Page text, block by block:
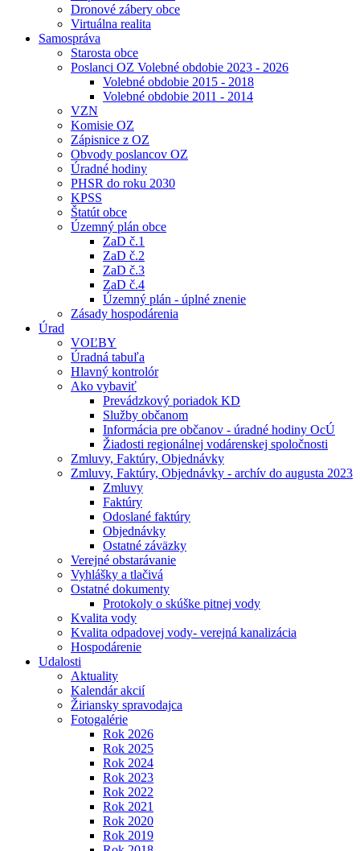
Dronové zábery obce
Virtuálna realita
Samospráva
Starosta obce
Poslanci OZ Volebné obdobie 2023 - 2026
Volebné obdobie 2015 - 2018
Volebné obdobie 2011 - 2014
VZN
Komisie OZ
Zápisnice z OZ
Obvody poslancov OZ
Úradné hodiny
PHSR do roku 2030
KPSS
Štatút obce
Územný plán obce
ZaD č.1
ZaD č.2
ZaD č.3
ZaD č.4
Územný plán - úplné znenie
Zásady hospodárenia
Úrad
VOĽBY
Úradná tabuľa
Hlavný kontrolór
Ako vybaviť
Prevádzkový poriadok KD
Služby občanom
Informácia pre občanov - úradné hodiny OcÚ
Žiadosti regionálnej vodárenskej spoločnosti
Zmluvy, Faktúry, Objednávky
Zmluvy, Faktúry, Objednávky - archív do augusta 2023
Zmluvy
Faktúry
Odoslané faktúry
Objednávky
Ostatné záväzky
Verejné obstarávanie
Vyhlášky a tlačivá
Ostatné dokumenty
Protokoly o skúške pitnej vody
Kvalita vody
Kvalita odpadovej vody- verejná kanalizácia
Hospodárenie
Udalosti
Aktuality
Kalendár akcií
Žiriansky spravodajca
Fotogalérie
Rok 2026
Rok 2025
Rok 2024
Rok 2023
Rok 2022
Rok 2021
Rok 2020
Rok 2019